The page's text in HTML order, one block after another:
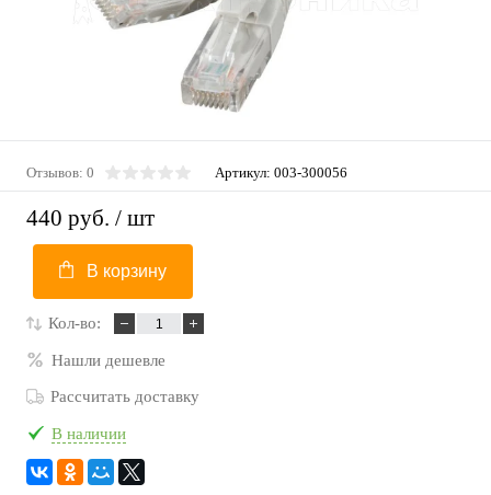
Отзывов: 0 Артикул: 003-300056
440 руб. / шт
В корзину
Кол-во:
Нашли дешевле
Рассчитать доставку
В наличии